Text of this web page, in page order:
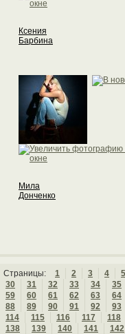
Ксения
Барбина
Мила
Донченко
Страницы: 1 2 3 4 5
30
31 32 33 34 35
59
60 61 62 63 64
88
89 90 91 92 93
114
115 116 117 118
138
139 140 141 142